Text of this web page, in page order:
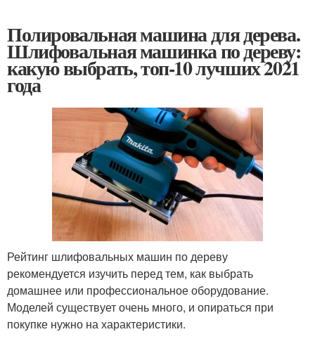
Полировальная машина для дерева.
Шлифовальная машинка по дереву:
какую выбрать, топ-10 лучших 2021
года
Рейтинг шлифовальных машин по дереву
рекомендуется изучить перед тем, как выбрать
домашнее или профессиональное оборудование.
Моделей существует очень много, и опираться при
покупке нужно на характеристики.